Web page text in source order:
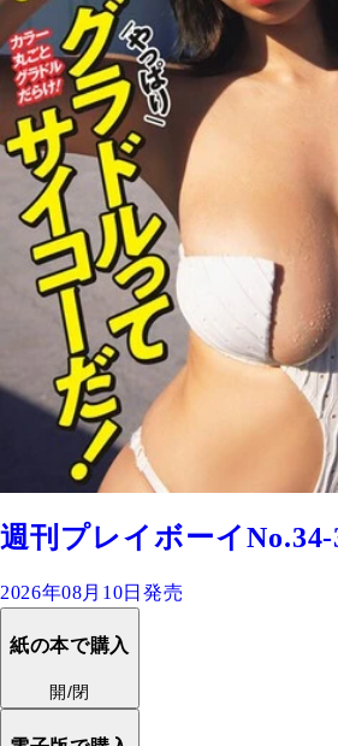
週刊プレイボーイNo.34-
2026年08月10日発売
紙の本で購入
開/閉